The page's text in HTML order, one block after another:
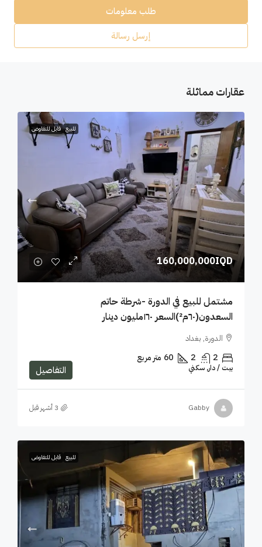
طلب معلومات
إرسل رسالة
عقارات مماثلة
للبيع قابل للتفاوض
160,000,000IQD
مشتمل للبيع في الدورة -شرطة حاتم
السعدون(٦٠م²)السعر ١٦٠مليون دينار
الدورة, بغداد
2
2
60 متر مربع
بيت / دار, سكني التفاصيل
Gabby
للبيع قابل للتفاوض